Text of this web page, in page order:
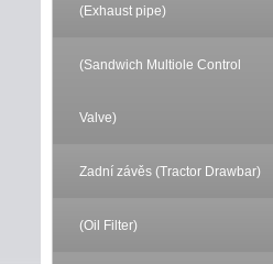
(Exhaust pipe)
(Sandwich Multiole Control
Valve)
Zadní závěs (Tractor Drawbar)
(Oil Filter)